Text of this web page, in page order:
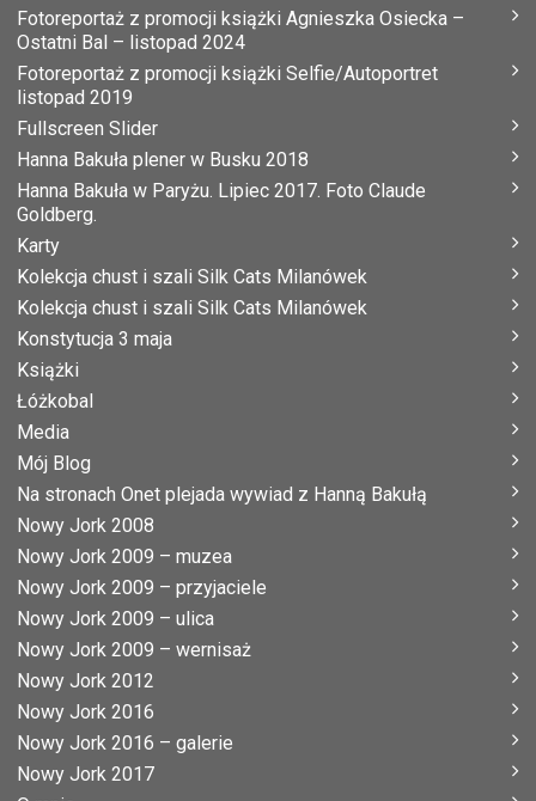
Fotoreportaż z promocji książki Agnieszka Osiecka –
Ostatni Bal – listopad 2024
Fotoreportaż z promocji książki Selfie/Autoportret
listopad 2019
Fullscreen Slider
Hanna Bakuła plener w Busku 2018
Hanna Bakuła w Paryżu. Lipiec 2017. Foto Claude
Goldberg.
Karty
Kolekcja chust i szali Silk Cats Milanówek
Kolekcja chust i szali Silk Cats Milanówek
Konstytucja 3 maja
Książki
Łóżkobal
Media
Mój Blog
Na stronach Onet plejada wywiad z Hanną Bakułą
Nowy Jork 2008
Nowy Jork 2009 – muzea
Nowy Jork 2009 – przyjaciele
Nowy Jork 2009 – ulica
Nowy Jork 2009 – wernisaż
Nowy Jork 2012
Nowy Jork 2016
Nowy Jork 2016 – galerie
Nowy Jork 2017